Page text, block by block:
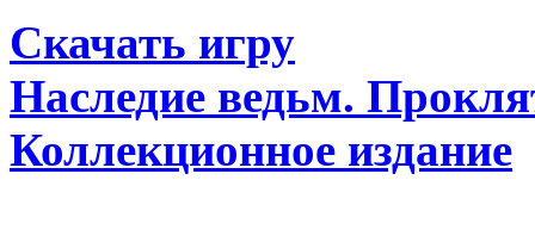
Скачать игру
Наследие ведьм.
Коллекционное издание